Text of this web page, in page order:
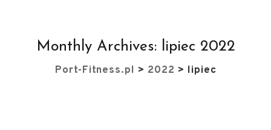
Monthly Archives: lipiec 2022
Port-Fitness.pl > 2022 > lipiec